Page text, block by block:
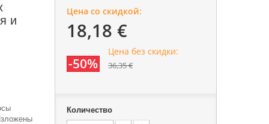
и
Цена со скидкой:
18,18 €
-50%
Цена без скидки:
36,35 €
Количество